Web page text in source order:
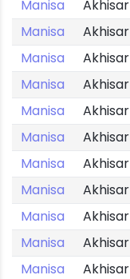
Manisa
Akhisar
Manisa
Akhisar
Manisa
Akhisar
Manisa
Akhisar
Manisa
Akhisar
Manisa
Akhisar
Manisa
Akhisar
Manisa
Akhisar
Manisa
Akhisar
Manisa
Akhisar
Manisa
Akhisar